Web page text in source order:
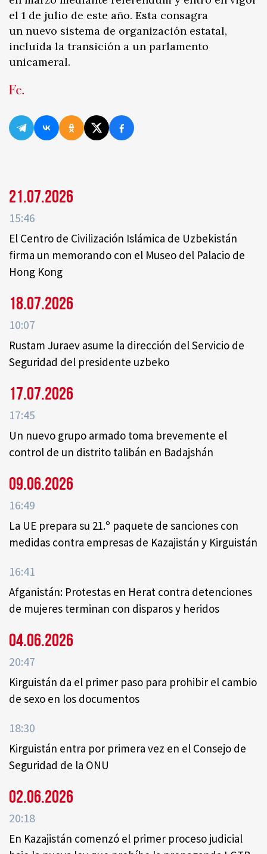
el 1 de julio de este año. Esta consagra
un nuevo sistema de organización estatal,
incluida la transición a un parlamento
unicameral.
21.07.2026
15:46
El Centro de Civilización Islámica de Uzbekistán
firma un memorando con el Museo del Palacio de
Hong Kong
18.07.2026
10:07
Rustam Juraev asume la dirección del Servicio de
Seguridad del presidente uzbeko
17.07.2026
17:45
Un nuevo grupo armado toma brevemente el
control de un distrito talibán en Badajshán
09.06.2026
16:49
La UE prepara su 21.º paquete de sanciones con
medidas contra empresas de Kazajistán y Kirguistán
16:41
Afganistán: Protestas en Herat contra detenciones
de mujeres terminan con disparos y heridos
04.06.2026
20:47
Kirguistán da el primer paso para prohibir el cambio
de sexo en los documentos
18:30
Kirguistán entra por primera vez en el Consejo de
Seguridad de la ONU
02.06.2026
20:18
En Kazajistán comenzó el primer proceso judicial